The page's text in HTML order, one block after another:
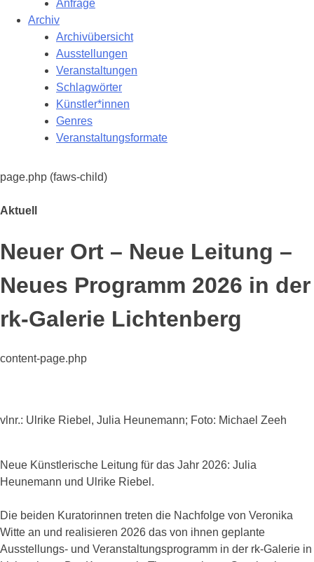
Anfrage
Archiv
Archivübersicht
Ausstellungen
Veranstaltungen
Schlagwörter
Künstler*innen
Genres
Veranstaltungsformate
page.php (faws-child)
Aktuell
Neuer Ort – Neue Leitung –
Neues Programm 2026 in der
rk-Galerie Lichtenberg
content-page.php
vlnr.: Ulrike Riebel, Julia Heunemann; Foto: Michael Zeeh
Neue Künstlerische Leitung für das Jahr 2026: Julia
Heunemann und Ulrike Riebel.
Die beiden Kuratorinnen treten die Nachfolge von Veronika
Witte an und realisieren 2026 das von ihnen geplante
Ausstellungs- und Veranstaltungsprogramm in der rk-Galerie in